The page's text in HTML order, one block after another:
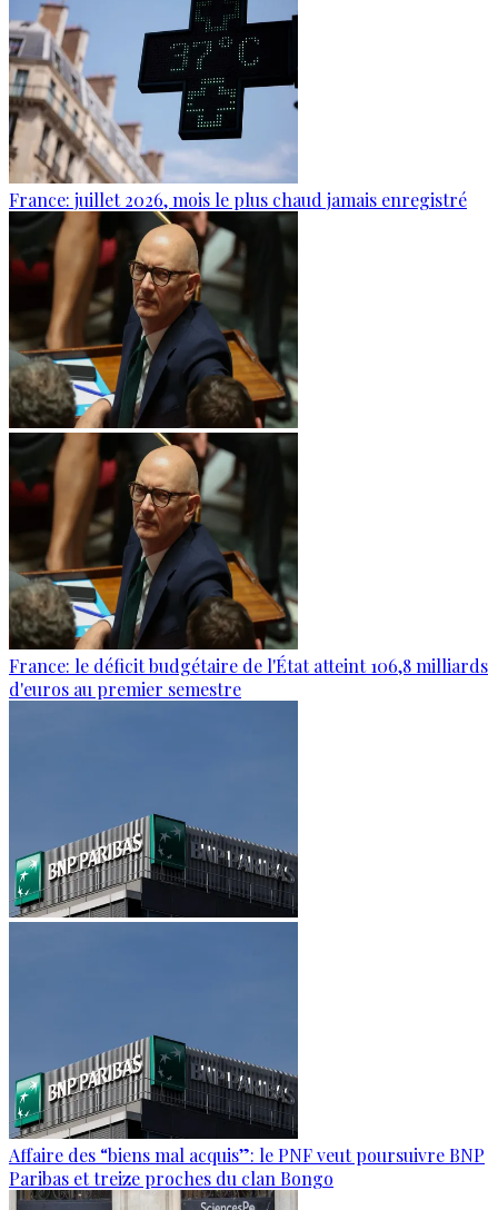
France: juillet 2026, mois le plus chaud jamais enregistré
France: le déficit budgétaire de l'État atteint 106,8 milliards
d'euros au premier semestre
Affaire des “biens mal acquis”: le PNF veut poursuivre BNP
Paribas et treize proches du clan Bongo